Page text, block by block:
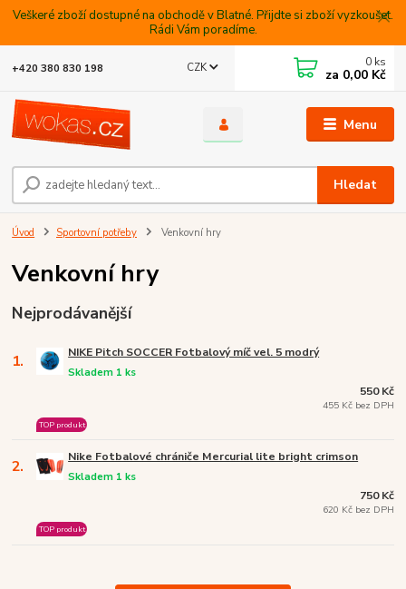
Veškeré zboží dostupné na obchodě v Blatné. Přijdte si zboží vyzkoušet.
Rádi Vám poradíme.
Menu
CZK
Hledat
+420 380 830 198 0 ks
za 0,00 Kč
Úvod Sportovní potřeby Venkovní hry
Venkovní hry
Nejprodávanější
1. NIKE Pitch SOCCER Fotbalový míč vel. 5 modrý
Skladem 1 ks
TOP produkt
550 Kč
455 Kč bez DPH
2. Nike Fotbalové chrániče Mercurial lite bright crimson
Skladem 1 ks
TOP produkt
750 Kč
620 Kč bez DPH